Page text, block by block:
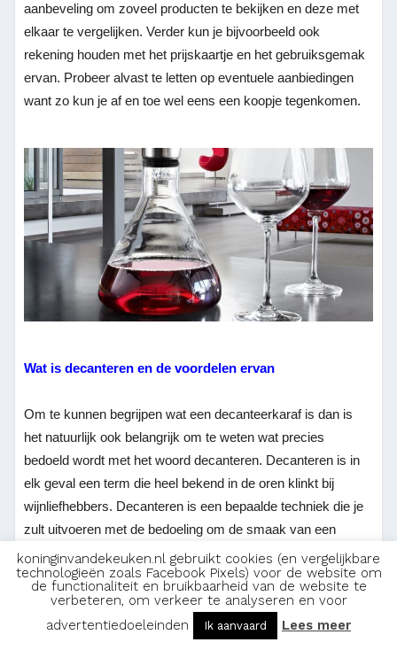
aanbeveling om zoveel producten te bekijken en deze met
elkaar te vergelijken. Verder kun je bijvoorbeeld ook
rekening houden met het prijskaartje en het gebruiksgemak
ervan. Probeer alvast te letten op eventuele aanbiedingen
want zo kun je af en toe wel eens een koopje tegenkomen.
Wat is decanteren en de voordelen ervan
Om te kunnen begrijpen wat een decanteerkaraf is dan is
het natuurlijk ook belangrijk om te weten wat precies
bedoeld wordt met het woord decanteren. Decanteren is in
elk geval een term die heel bekend in de oren klinkt bij
wijnliefhebbers. Decanteren is een bepaalde techniek die je
zult uitvoeren met de bedoeling om de smaak van een
bepaalde wijn nog net iets beter te gaan maken. Je gaat de
wijn vanuit de fles overgieten in een soort van speciale
karaf. Zo komt de wijn met meer zuurstof in contact. En dit
is wat men noemt decanteren.
koninginvandekeuken.nl gebruikt cookies (en vergelijkbare
technologieën zoals Facebook Pixels) voor de website om
de functionaliteit en bruikbaarheid van de website te
verbeteren, om verkeer te analyseren en voor
advertentiedoeleinden
Ik aanvaard Lees meer